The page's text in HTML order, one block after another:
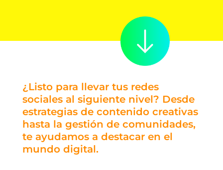
¿Listo para llevar tus redes
sociales al siguiente nivel? Desde
estrategias de contenido creativas
hasta la gestión de comunidades,
te ayudamos a destacar en el
mundo digital.